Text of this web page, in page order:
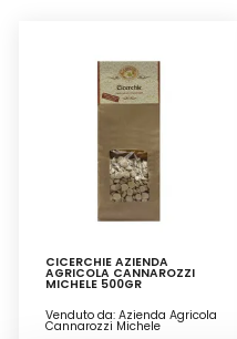
CICERCHIE AZIENDA
AGRICOLA CANNAROZZI
MICHELE 500GR
Venduto da: Azienda Agricola
Cannarozzi Michele